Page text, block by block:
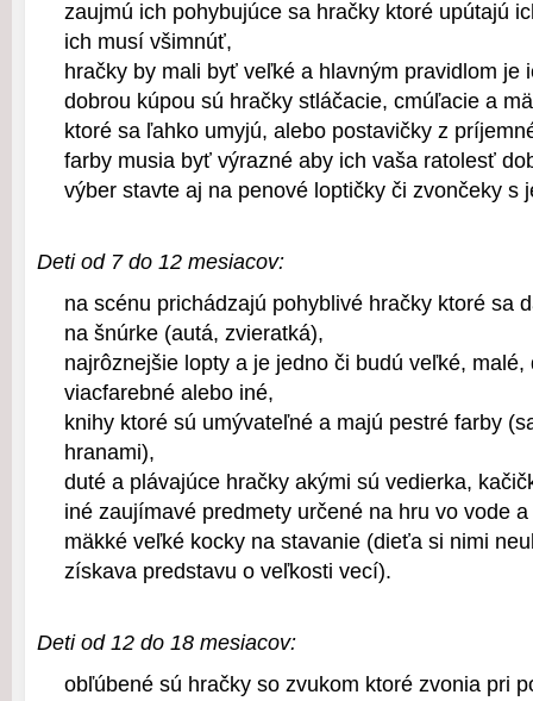
zaujmú ich pohybujúce sa hračky ktoré upútajú
ich musí všimnúť,
hračky by mali byť veľké a hlavným pravidlom je
dobrou kúpou sú hračky stláčacie, cmúľacie a
ktoré sa ľahko umyjú, alebo postavičky z
farby musia byť výrazné aby ich vaša ratolesť
výber stavte aj na penové loptičky či zvončeky s
Deti od 7 do 12 mesiacov:
na scénu prichádzajú pohyblivé hračky ktoré sa
na šnúrke (autá, zvieratká),
najrôznejšie lopty a je jedno či budú veľké, malé,
viacfarebné alebo iné,
knihy ktoré sú umývateľné a majú pestré farby
hranami),
duté a plávajúce hračky akými sú vedierka,
iné zaujímavé predmety určené na hru vo vode
mäkké veľké kocky na stavanie (dieťa si nimi
získava predstavu o veľkosti vecí).
Deti od 12 do 18 mesiacov:
obľúbené sú hračky so zvukom ktoré zvonia pri